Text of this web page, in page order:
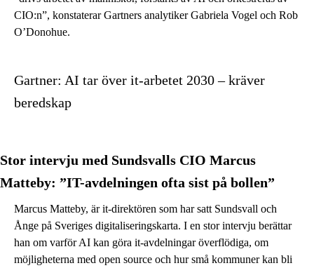
CIO:n”, konstaterar Gartners analytiker Gabriela Vogel och Rob
O’Donohue.
Gartner: AI tar över it-arbetet 2030 – kräver
beredskap
Stor intervju med Sundsvalls CIO Marcus
Matteby: ”IT-avdelningen ofta sist på bollen”
Marcus Matteby, är it-direktören som har satt Sundsvall och
Ånge på Sveriges digitaliseringskarta. I en stor intervju berättar
han om varför AI kan göra it-avdelningar överflödiga, om
möjligheterna med open source och hur små kommuner kan bli